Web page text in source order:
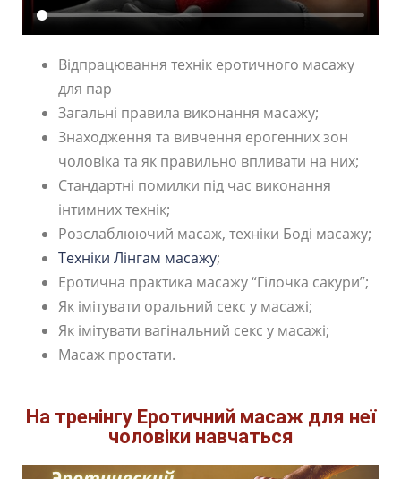
Відпрацювання технік еротичного масажу
для пар
Загальні правила виконання масажу;
Знаходження та вивчення ерогенних зон
чоловіка та як правильно впливати на них;
Стандартні помилки під час виконання
інтимних технік;
Розслаблюючий масаж, техніки Боді масажу;
Техніки Лінгам масажу;
Еротична практика масажу “Гілочка сакури”;
Як імітувати оральний секс у масажі;
Як імітувати вагінальний секс у масажі;
Масаж простати.
На тренінгу Еротичний масаж для неї
чоловіки навчаться